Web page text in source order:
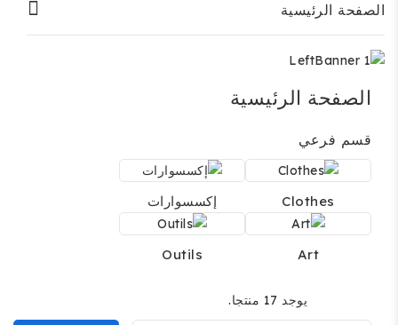
الصفحة الرئيسية
الصفحة الرئيسية
قسم فرعي
Clothes إكسسوارات
Art
Outils
يوجد 17 منتجا.